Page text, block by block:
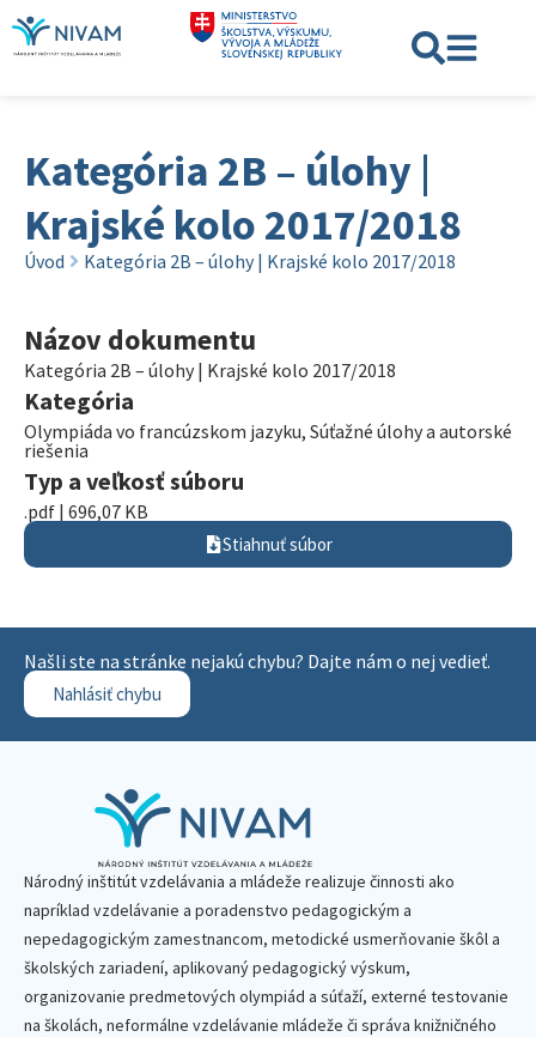
Kategória 2B – úlohy |
Krajské kolo 2017/2018
Úvod Kategória 2B – úlohy | Krajské kolo 2017/2018
Názov dokumentu
Kategória 2B – úlohy | Krajské kolo 2017/2018
Kategória
Olympiáda vo francúzskom jazyku, Súťažné úlohy a autorské
riešenia
Typ a veľkosť súboru
.pdf | 696,07 KB
Stiahnuť súbor
Našli ste na stránke nejakú chybu? Dajte nám o nej vedieť.
Nahlásiť chybu
Národný inštitút vzdelávania a mládeže realizuje činnosti ako
napríklad vzdelávanie a poradenstvo pedagogickým a
nepedagogickým zamestnancom, metodické usmerňovanie škôl a
školských zariadení, aplikovaný pedagogický výskum,
organizovanie predmetových olympiád a súťaží, externé testovanie
na školách, neformálne vzdelávanie mládeže či správa knižničného